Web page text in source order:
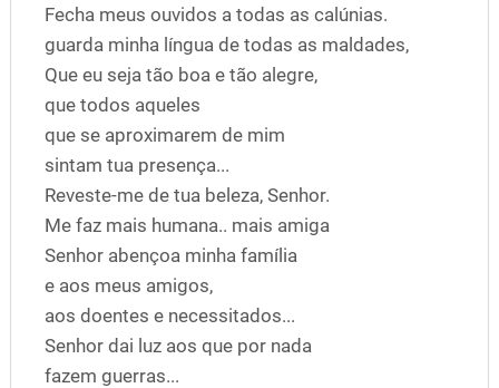
Fecha meus ouvidos a todas as calúnias.
guarda minha língua de todas as maldades,
Que eu seja tão boa e tão alegre,
que todos aqueles
que se aproximarem de mim
sintam tua presença...
Reveste-me de tua beleza, Senhor.
Me faz mais humana.. mais amiga
Senhor abençoa minha família
e aos meus amigos,
aos doentes e necessitados...
Senhor dai luz aos que por nada
fazem guerras...